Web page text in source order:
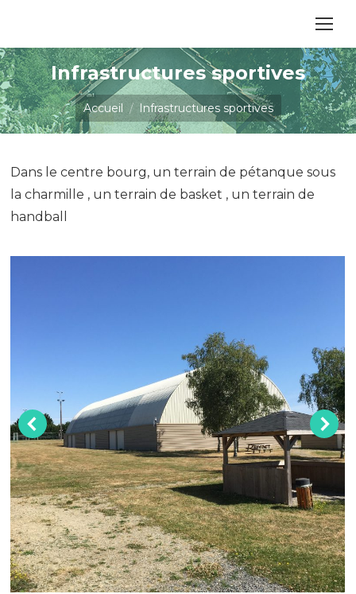
Infrastructures sportives
Vous êtes ici :
Accueil Infrastructures sportives
Dans le centre bourg, un terrain de pétanque sous
la charmille , un terrain de basket , un terrain de
handball